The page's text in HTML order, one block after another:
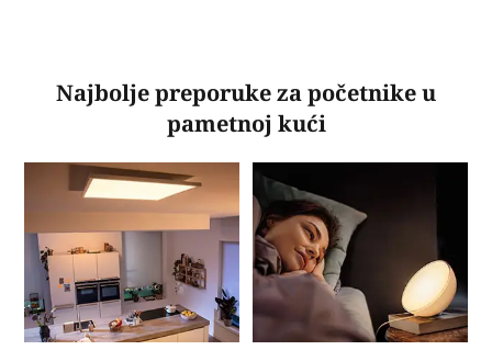
Najbolje preporuke za početnike u
pametnoj kući